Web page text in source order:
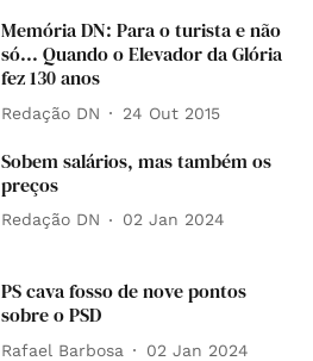
Memória DN: Para o turista e não
só... Quando o Elevador da Glória
fez 130 anos
Redação DN 24 Out 2015
Sobem salários, mas também os
preços
Redação DN 02 Jan 2024
PS cava fosso de nove pontos
sobre o PSD
Rafael Barbosa 02 Jan 2024